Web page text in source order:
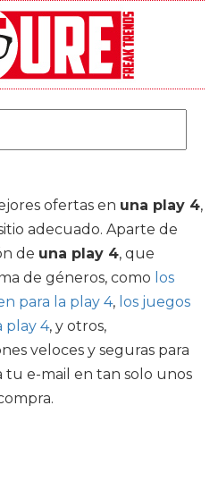
ofertas en una play 4,
adecuado. Aparte de
de una play 4, que
de géneros, como los
para la play 4, los juegos
play 4, y otros,
veloces y seguras para
tu e-mail en tan solo unos